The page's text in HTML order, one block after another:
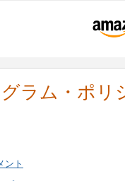
ラム・ポリ
ント